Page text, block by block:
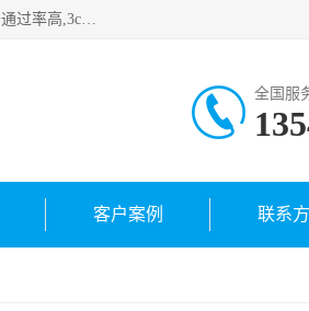
深圳万检通科技有限公司专注深圳CE认证，欧盟ce认证，*快捷，一站式全球认证服务团队专注欧盟食品，质检报告通过率高,3c认证优惠，欧盟公告机构授权代理，欢迎咨询
全国服
客户案例 联系